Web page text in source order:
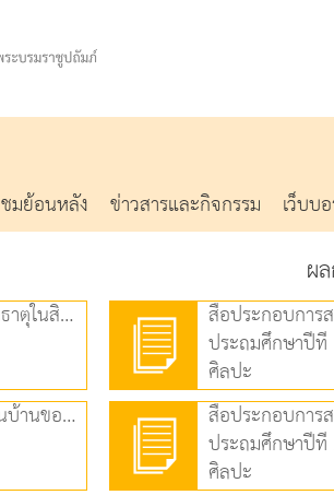
ชมย้อนหลัง ข่าวสารและกิจกรรม เว็บบ
ผ
สื่อประกอบการสอน เรื่อง ทัศนธาตุในสิ่งแวดล้อมและงานทัศนศิลป์ (3.95 MB)
ประถมศึกษาปี
ศิลปะ
สื่อประกอบการสอน เรื่อง เพื่อนบ้านของฉัน (2.23 MB)
ประถมศึกษาปี
ศิลปะ